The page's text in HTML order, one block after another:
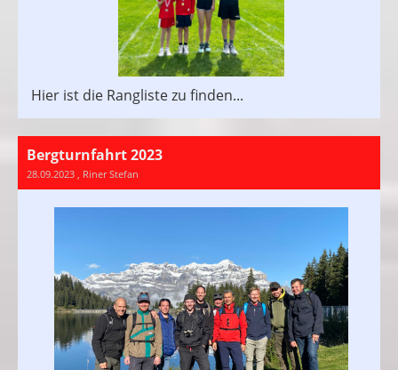
Hier ist die Rangliste zu finden...
Bergturnfahrt 2023
28.09.2023 , Riner Stefan